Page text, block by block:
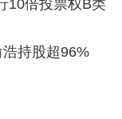
10倍投票权B类
持股超96%